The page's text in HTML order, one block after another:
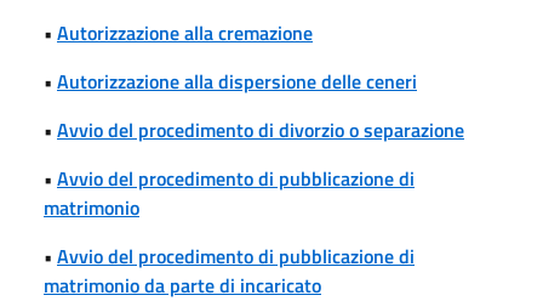
• Autorizzazione alla cremazione
• Autorizzazione alla dispersione delle ceneri
• Avvio del procedimento di divorzio o separazione
• Avvio del procedimento di pubblicazione di
matrimonio
• Avvio del procedimento di pubblicazione di
matrimonio da parte di incaricato